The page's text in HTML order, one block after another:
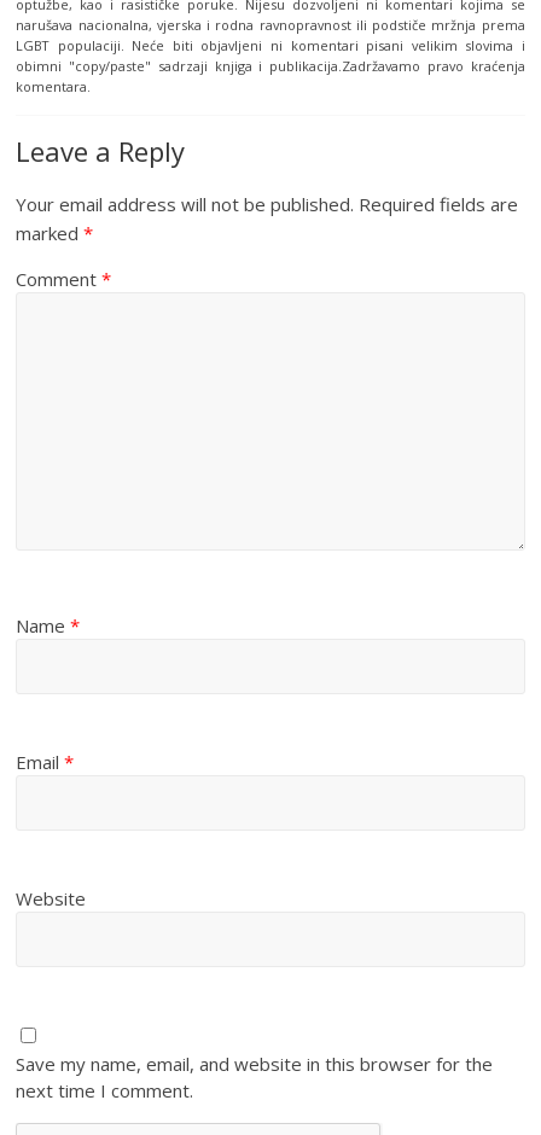
optužbe, kao i rasističke poruke. Nijesu dozvoljeni ni komentari kojima se
narušava nacionalna, vjerska i rodna ravnopravnost ili podstiče mržnja prema
LGBT populaciji. Neće biti objavljeni ni komentari pisani velikim slovima i
obimni "copy/paste" sadrzaji knjiga i publikacija.Zadržavamo pravo kraćenja
komentara.
Leave a Reply
Your email address will not be published. Required fields are
marked*
Comment*
Name*
Email*
Website
Save my name, email, and website in this browser for the
next time I comment.